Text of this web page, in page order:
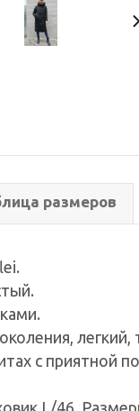
размеров
с приятной
L/46.